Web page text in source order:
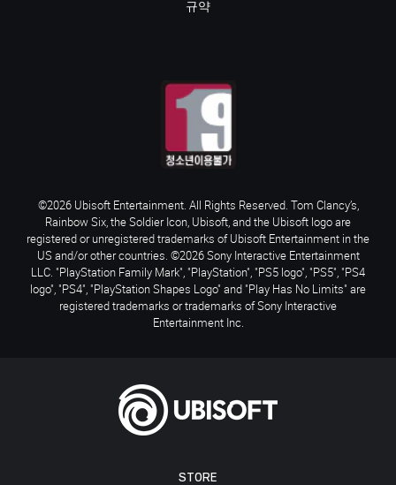
STORE
규약
©2026 Ubisoft Entertainment. All Rights Reserved. Tom Clancy’s,
Rainbow Six, the Soldier Icon, Ubisoft, and the Ubisoft logo are
registered or unregistered trademarks of Ubisoft Entertainment in the
US and/or other countries. ©2026 Sony Interactive Entertainment
LLC. "PlayStation Family Mark", "PlayStation", "PS5 logo", "PS5", "PS4
logo", "PS4", "PlayStation Shapes Logo" and "Play Has No Limits" are
registered trademarks or trademarks of Sony Interactive
Entertainment Inc.